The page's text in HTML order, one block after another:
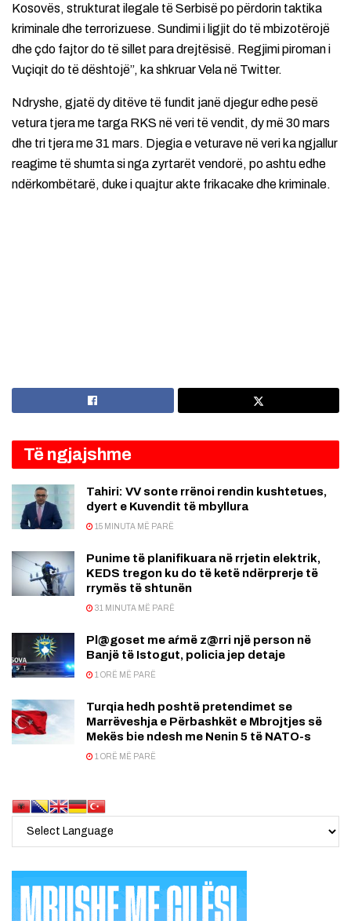
Kosovës, strukturat ilegale të Serbisë po përdorin taktika
kriminale dhe terrorizuese. Sundimi i ligjit do të mbizotërojë
dhe çdo fajtor do të sillet para drejtësisë. Regjimi piroman i
Vuçiqit do të dështojë”, ka shkruar Vela në Twitter.
Ndryshe, gjatë dy ditëve të fundit janë djegur edhe pesë
vetura tjera me targa RKS në veri të vendit, dy më 30 mars
dhe tri tjera me 31 mars. Djegia e veturave në veri ka ngjallur
reagime të shumta si nga zyrtarët vendorë, po ashtu edhe
ndërkombëtarë, duke i quajtur akte frikacake dhe kriminale.
Të ngjajshme
Tahiri: VV sonte rrënoi rendin kushtetues,
dyert e Kuvendit të mbyllura
15 MINUTA MË PARË
Punime të planifikuara në rrjetin elektrik,
KEDS tregon ku do të ketë ndërprerje të
rrymës të shtunën
31 MINUTA MË PARË
Pl@goset me aŕmë z@rri një person në
Banjë të Istogut, policia jep detaje
1 ORË MË PARË
Turqia hedh poshtë pretendimet se
Marrëveshja e Përbashkët e Mbrojtjes së
Mekës bie ndesh me Nenin 5 të NATO-s
1 ORË MË PARË